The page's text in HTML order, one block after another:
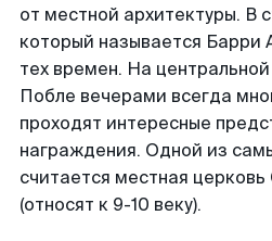
от местной архитектуры. В
который называется Барри
тех времен. На
Побле вечерами всегда
проходят интересные
награждения. Одной из
считается местная
(относят к 9-10 веку).